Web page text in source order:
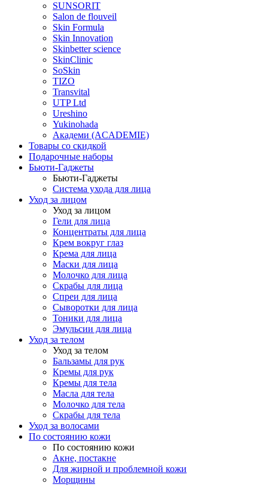
SUNSORIT
Salon de flouveil
Skin Formula
Skin Innovation
Skinbetter science
SkinСlinic
SoSkin
TIZO
Transvital
UTP Ltd
Ureshino
Yukinohada
Академи (ACADEMIE)
Товары со скидкой
Подарочные наборы
Бьюти-Гаджеты
Бьюти-Гаджеты
Система ухода для лица
Уход за лицом
Уход за лицом
Гели для лица
Концентраты для лица
Крем вокруг глаз
Крема для лица
Маски для лица
Молочко для лица
Скрабы для лица
Спреи для лица
Сыворотки для лица
Тоники для лица
Эмульсии для лица
Уход за телом
Уход за телом
Бальзамы для рук
Кремы для рук
Кремы для тела
Масла для тела
Молочко для тела
Скрабы для тела
Уход за волосами
По состоянию кожи
По состоянию кожи
Акне, постакне
Для жирной и проблемной кожи
Морщины